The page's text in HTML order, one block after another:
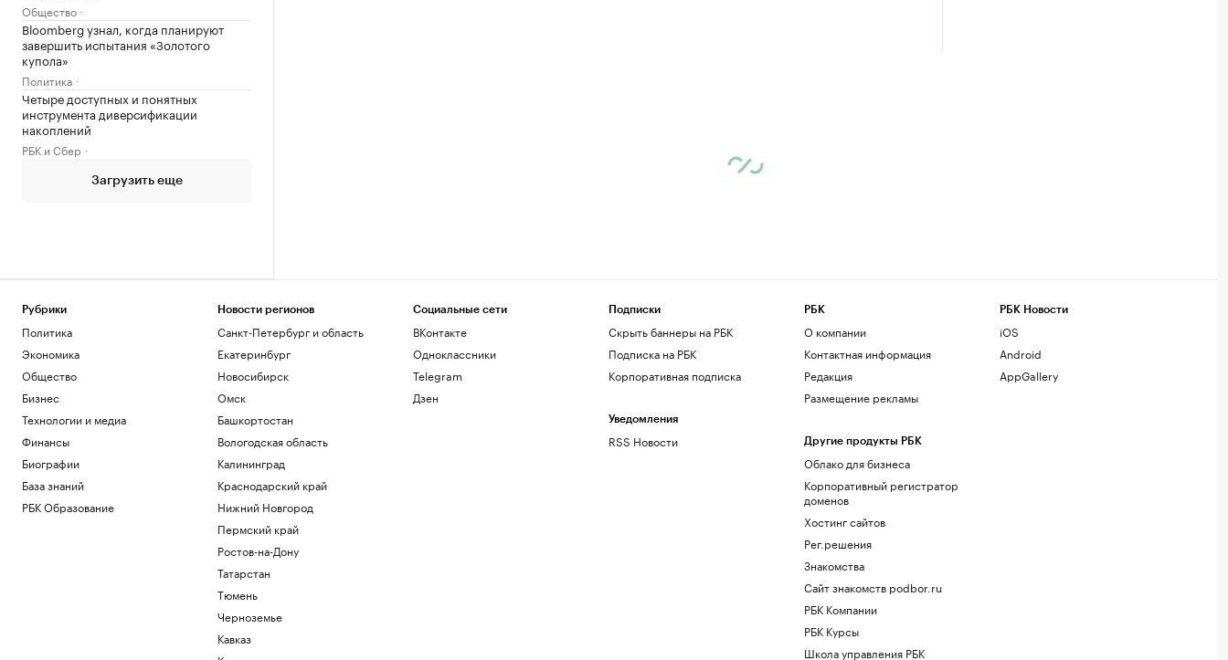
Общество
Bloomberg узнал, когда планируют
завершить испытания «Золотого
купола»
Политика
Четыре доступных и понятных
инструмента диверсификации
накоплений
РБК и Сбер
Загрузить еще
Рубрики
Политика
Экономика
Общество
Бизнес
Технологии и медиа
Финансы
Биографии
База знаний
РБК Образование
Новости регионов
Санкт-Петербург и область
Екатеринбург
Новосибирск
Омск
Башкортостан
Вологодская область
Калининград
Краснодарский край
Нижний Новгород
Пермский край
Ростов-на-Дону
Татарстан
Тюмень
Черноземье
Кавказ
Социальные сети
ВКонтакте
Одноклассники
Telegram
Дзен
Подписки
Скрыть баннеры на РБК
Подписка на РБК
Корпоративная подписка
Уведомления
RSS Новости
РБК
О компании
Контактная информация
Редакция
Размещение рекламы
Другие продукты РБК
Облако для бизнеса
Корпоративный регистратор
доменов
Хостинг сайтов
Рег.решения
Знакомства
Сайт знакомств podbor.ru
РБК Компании
РБК Курсы
Школа управления РБК
РБК Новости
iOS
Android
AppGallery